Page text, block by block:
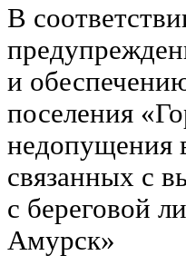
В
и
поселения
недопущения
связанных с
с береговой
Амурск»